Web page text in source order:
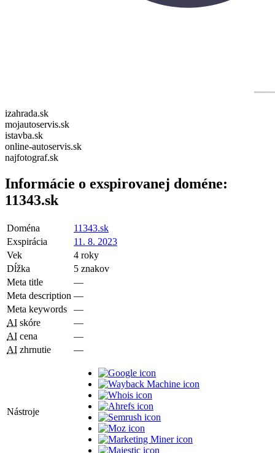
izahrada.sk
mojautoservis.sk
istavba.sk
online-autoservis.sk
najfotograf.sk
Informácie o exspirovanej doméne:
11343.sk
Doména
11343.sk
Exspirácia
11. 8. 2023
Vek
4 roky
Dĺžka
5 znakov
Meta title
—
Meta description —
Meta keywords
—
AI skóre
—
AI cena
—
AI zhrnutie —
Nástroje